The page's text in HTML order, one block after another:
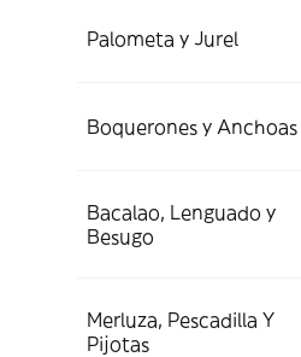
Palometa y Jurel
Boquerones y Anchoas
Bacalao, Lenguado y
Besugo
Merluza, Pescadilla Y
Pijotas